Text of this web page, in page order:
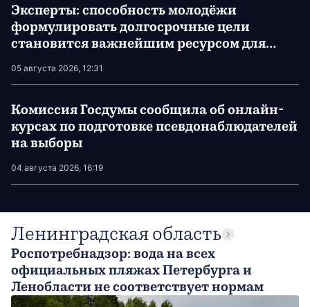
Эксперты: способность молодёжи
формулировать долгосрочные цели
становится важнейшим ресурсом для
05 августа 2026, 12:31
Комиссия Госдумы сообщила об онлайн-
курсах по подготовке псевдонаблюдателей
на выборы
04 августа 2026, 16:19
Ленинградская область
Роспотребнадзор: вода на всех
официальных пляжах Петербурга и
Ленобласти не соответствует нормам